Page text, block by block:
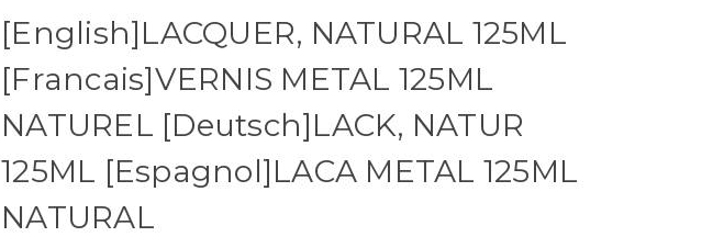
[English]LACQUER, NATURAL 125ML
[Francais]VERNIS METAL 125ML
NATUREL [Deutsch]LACK, NATUR
125ML [Espagnol]LACA METAL 125ML
NATURAL